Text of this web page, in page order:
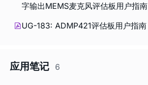
字输出MEMS麦克风评估板用户指南
UG-183: ADMP421评估板用户指南
应用笔记 6